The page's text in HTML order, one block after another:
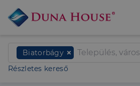
Biatorbágy
Részletes kereső